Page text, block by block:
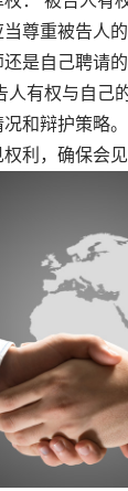
当尊重被告人
是自己聘请的
有权与自己
和辩护策略
利，确保会见